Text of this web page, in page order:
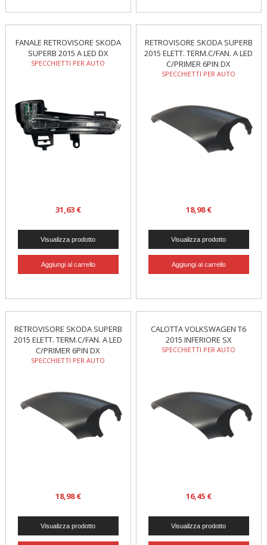
FANALE RETROVISORE SKODA
SUPERB 2015 A LED DX
SPECCHIETTI PER AUTO
31,63 €
RETROVISORE SKODA SUPERB
2015 ELETT. TERM.C/FAN. A LED
C/PRIMER 6PIN DX
SPECCHIETTI PER AUTO
18,98 €
RETROVISORE SKODA SUPERB
2015 ELETT. TERM.C/FAN. A LED
C/PRIMER 6PIN DX
SPECCHIETTI PER AUTO
18,98 €
CALOTTA VOLKSWAGEN T6
2015 INFERIORE SX
SPECCHIETTI PER AUTO
16,45 €